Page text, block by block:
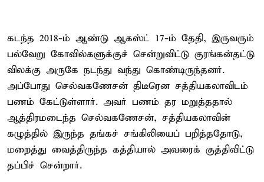
கடந்த 2018-ம் ஆண்டு ஆகஸ்ட் 17-ம் தேதி, இருவரும்
பல்வேறு கோவில்களுக்குச் சென்றுவிட்டு குரங்கன்தட்டு
விலக்கு அருகே நடந்து வந்து கொண்டிருந்தனர்.
அப்போது செல்வகணேசன் திடீரென சத்தியகலாவிடம்
பணம் கேட்டுள்ளார். அவர் பணம் தர மறுத்ததால்
ஆத்திரமடைந்த செல்வகணேசன், சத்தியகலாவின்
கழுத்தில் இருந்த தங்கச் சங்கிலியைப் பறித்ததோடு,
மறைத்து வைத்திருந்த கத்தியால் அவரைக் குத்திவிட்டு
தப்பிச் சென்றார்.